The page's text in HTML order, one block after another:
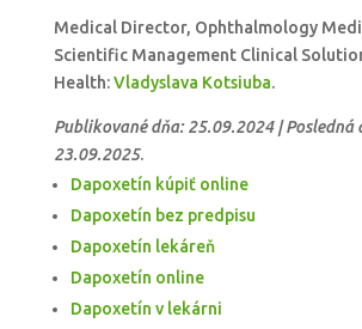
Medical Director, Ophthalmology
Scientific Management Clinical
Health:Vladyslava Kotsiuba.
Publikované dňa: 25.09.2024 |
23.09.2025.
Dapoxetín kúpiť online
Dapoxetín bez predpisu
Dapoxetín lekáreň
Dapoxetín online
Dapoxetín v lekárni